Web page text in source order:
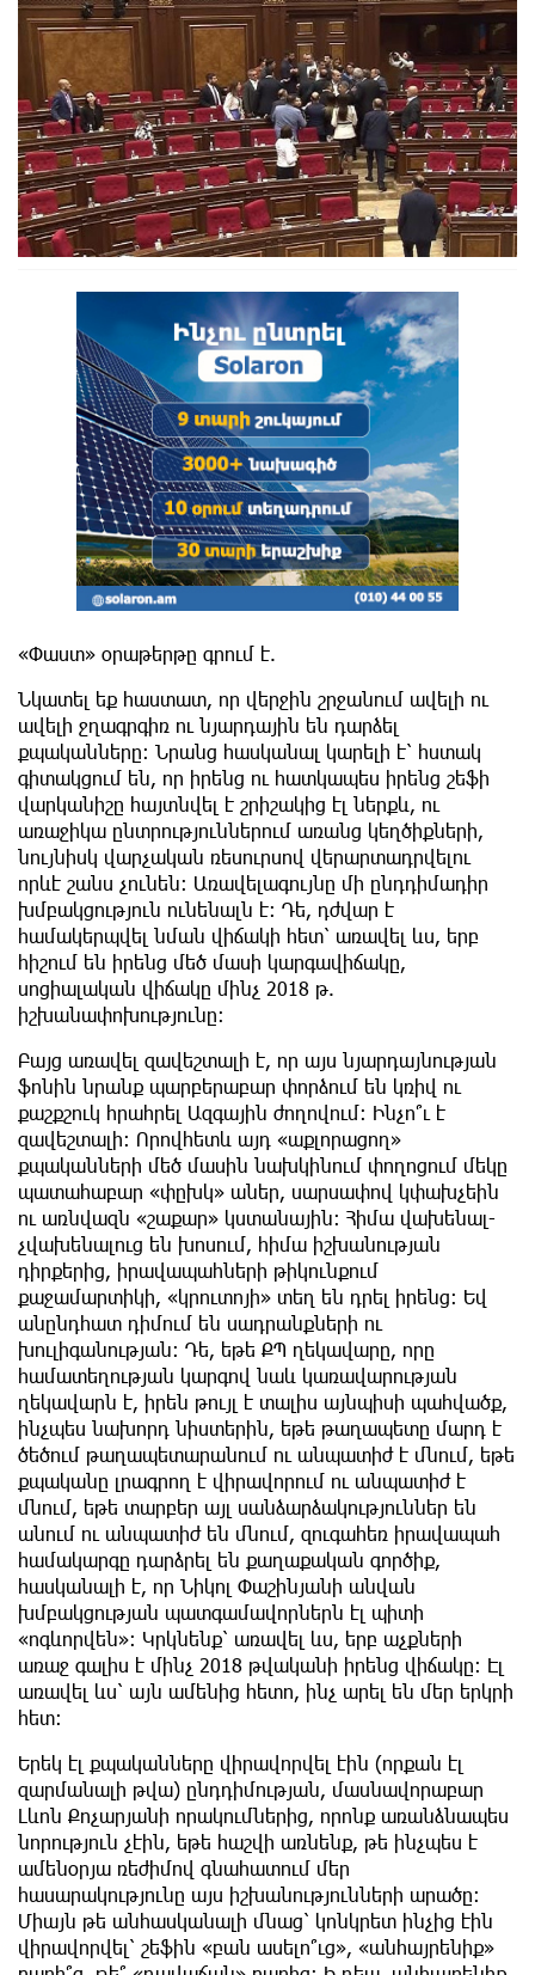
«Փաստ» օրաթերթը գրում է.
Նկատել եք հաստատ, որ վերջին շրջանում ավելի ու
ավելի ջղագրգիռ ու նյարդային են դարձել
քպականները: Նրանց հասկանալ կարելի է՝ հստակ
գիտակցում են, որ իրենց ու հատկապես իրենց շեֆի
վարկանիշը հայտնվել է շրիշակից էլ ներքև, ու
առաջիկա ընտրություններում առանց կեղծիքների,
նույնիսկ վարչական ռեսուրսով վերարտադրվելու
որևէ շանս չունեն: Առավելագույնը մի ընդդիմադիր
խմբակցություն ունենալն է: Դե, դժվար է
համակերպվել նման վիճակի հետ՝ առավել ևս, երբ
հիշում են իրենց մեծ մասի կարգավիճակը,
սոցիալական վիճակը մինչ 2018 թ.
իշխանափոխությունը:
Բայց առավել զավեշտալի է, որ այս նյարդայնության
ֆոնին նրանք պարբերաբար փորձում են կռիվ ու
քաշքշուկ հրահրել Ազգային ժողովում: Ինչո՞ւ է
զավեշտալի: Որովհետև այդ «աքլորացող»
քպականների մեծ մասին նախկինում փողոցում մեկը
պատահաբար «փըխկ» աներ, սարսափով կփախչեին
ու առնվազն «շաքար» կստանային: Հիմա վախենալ-
չվախենալուց են խոսում, հիմա իշխանության
դիրքերից, իրավապահների թիկունքում
քաջամարտիկի, «կրուտոյի» տեղ են դրել իրենց: Եվ
անընդհատ դիմում են սադրանքների ու
խուլիգանության: Դե, եթե ՔՊ ղեկավարը, որը
համատեղության կարգով նաև կառավարության
ղեկավարն է, իրեն թույլ է տալիս այնպիսի պահվածք,
ինչպես նախորդ նիստերին, եթե թաղապետը մարդ է
ծեծում թաղապետարանում ու անպատիժ է մնում, եթե
քպականը լրագրող է վիրավորում ու անպատիժ է
մնում, եթե տարբեր այլ սանձարձակություններ են
անում ու անպատիժ են մնում, զուգահեռ իրավապահ
համակարգը դարձրել են քաղաքական գործիք,
հասկանալի է, որ Նիկոլ Փաշինյանի անվան
խմբակցության պատգամավորներն էլ պիտի
«ոգևորվեն»: Կրկնենք՝ առավել ևս, երբ աչքների
առաջ գալիս է մինչ 2018 թվականի իրենց վիճակը: Էլ
առավել ևս՝ այն ամենից հետո, ինչ արել են մեր երկրի
հետ:
Երեկ էլ քպականները վիրավորվել էին (որքան էլ
զարմանալի թվա) ընդդիմության, մասնավորաբար
Լևոն Քոչարյանի որակումներից, որոնք առանձնապես
նորություն չէին, եթե հաշվի առնենք, թե ինչպես է
ամենօրյա ռեժիմով գնահատում մեր
հասարակությունը այս իշխանությունների արածը:
Միայն թե անհասկանալի մնաց՝ կոնկրետ ինչից էին
վիրավորվել՝ շեֆին «բան ասելո՞ւց», «անհայրենիք»